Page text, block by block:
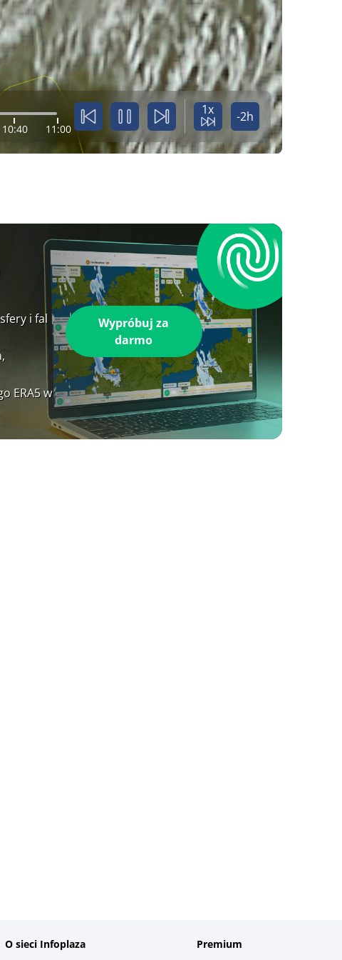
10:40 11:00
1x -2h
i fal
ERA5 w
Wypróbuj za
darmo
O sieci Infoplaza Premium